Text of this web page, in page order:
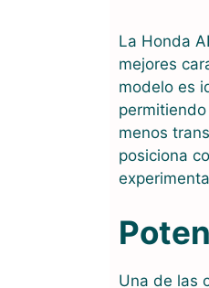
La Honda
mejores
modelo es
menos
posiciona
Una de las